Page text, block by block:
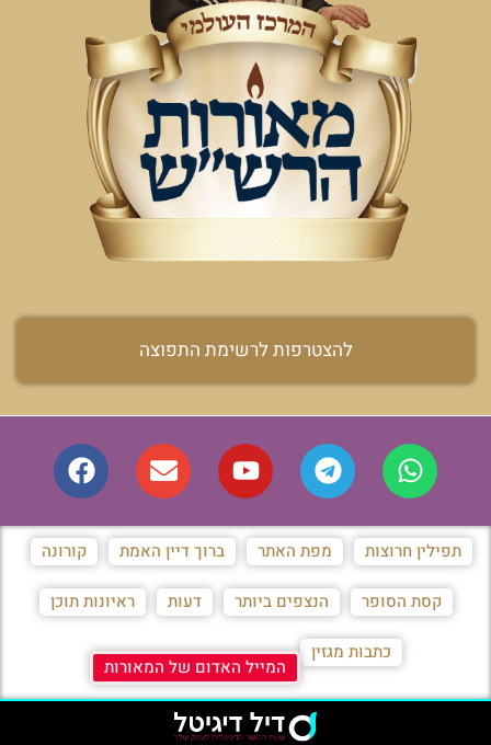
להצטרפות לרשימת התפוצה
תפילין חרוצות מפת האתר ברוך דיין האמת קורונה
קסת הסופר הנצפים ביותר דעות ראיונות תוכן
כתבות מגזין
המייל האדום של המאורות